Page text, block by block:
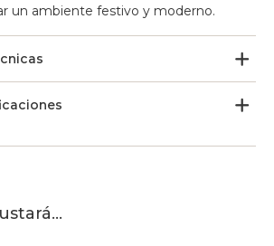
un ambiente festivo y moderno.